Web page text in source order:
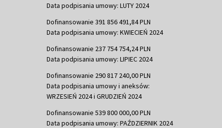
Data podpisania umowy: LUTY 2024
Dofinansowanie 391 856 491,84 PLN
Data podpisania umowy: KWIECIEŃ 2024
Dofinansowanie 237 754 754,24 PLN
Data podpisania umowy: LIPIEC 2024
Dofinansowanie 290 817 240,00 PLN
Data podpisania umowy i aneksów:
WRZESIEŃ 2024 i GRUDZIEŃ 2024
Dofinansowanie 539 800 000,00 PLN
Data podpisania umowy: PAŹDZIERNIK 2024